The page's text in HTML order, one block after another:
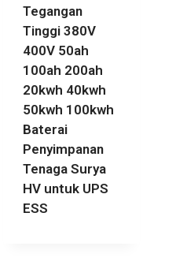
Tegangan
Tinggi 380V
400V 50ah
100ah 200ah
20kwh 40kwh
50kwh 100kwh
Baterai
Penyimpanan
Tenaga Surya
HV untuk UPS
ESS